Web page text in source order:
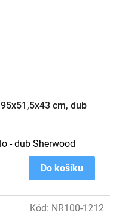
cm, dub
Do košíku
- dub Sherwood
Kód: NR100-1212